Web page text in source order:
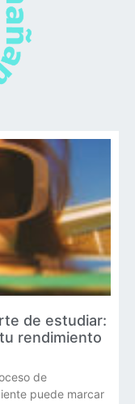
de estudiar:
rendimiento
de
puede marcar